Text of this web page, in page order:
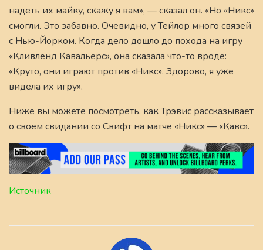
надеть их майку, скажу я вам», — сказал он. «Но «Никс»
смогли. Это забавно. Очевидно, у Тейлор много связей
с Нью-Йорком. Когда дело дошло до похода на игру
«Кливленд Кавальерс», она сказала что-то вроде:
«Круто, они играют против «Никс». Здорово, я уже
видела их игру».
Ниже вы можете посмотреть, как Трэвис рассказывает
о своем свидании со Свифт на матче «Никс» — «Кавс».
Источник